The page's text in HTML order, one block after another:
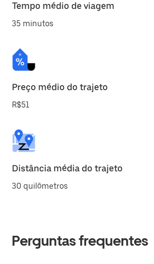
Tempo médio de viagem
35 minutos
Preço médio do trajeto
R$51
Distância média do trajeto
30 quilômetros
Perguntas frequentes